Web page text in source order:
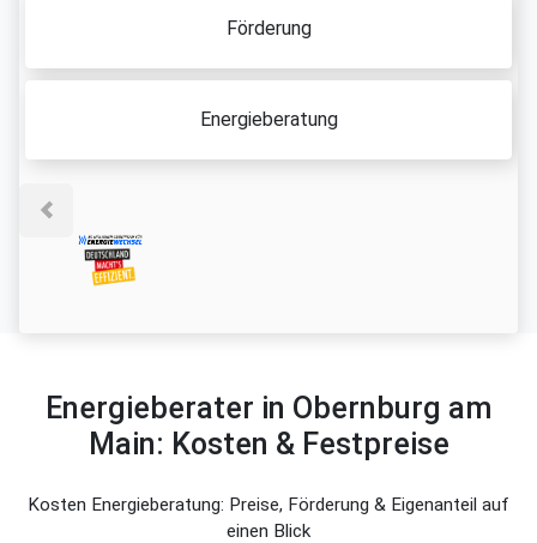
Förderung
Energieberatung
Energieberater in Obernburg am
Main: Kosten & Festpreise
Kosten Energieberatung: Preise, Förderung & Eigenanteil auf
einen Blick